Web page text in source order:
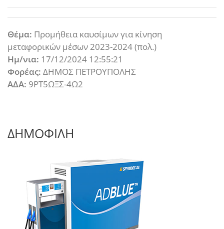
Θέμα: Προμήθεια καυσίμων για κίνηση
μεταφορικών μέσων 2023-2024 (πολ.)
Ημ/νια: 17/12/2024 12:55:21
Φορέας: ΔΗΜΟΣ ΠΕΤΡΟΥΠΟΛΗΣ
ΑΔΑ: 9ΡΤ5ΩΞΣ-4Ω2
ΔΗΜΟΦΙΛΗ